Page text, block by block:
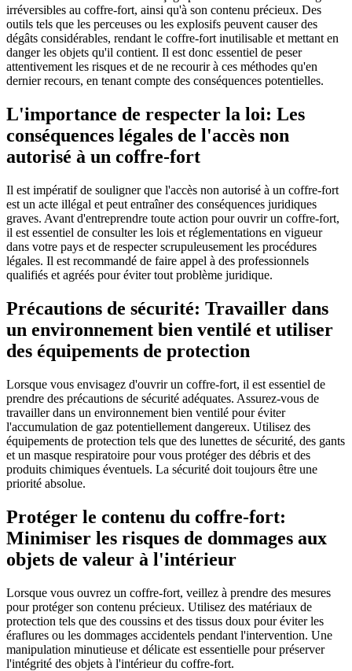
irréversibles au coffre-fort, ainsi qu'à son contenu précieux. Des
outils tels que les perceuses ou les explosifs peuvent causer des
dégâts considérables, rendant le coffre-fort inutilisable et mettant en
danger les objets qu'il contient. Il est donc essentiel de peser
attentivement les risques et de ne recourir à ces méthodes qu'en
dernier recours, en tenant compte des conséquences potentielles.
L'importance de respecter la loi: Les
conséquences légales de l'accès non
autorisé à un coffre-fort
Il est impératif de souligner que l'accès non autorisé à un coffre-fort
est un acte illégal et peut entraîner des conséquences juridiques
graves. Avant d'entreprendre toute action pour ouvrir un coffre-fort,
il est essentiel de consulter les lois et réglementations en vigueur
dans votre pays et de respecter scrupuleusement les procédures
légales. Il est recommandé de faire appel à des professionnels
qualifiés et agréés pour éviter tout problème juridique.
Précautions de sécurité: Travailler dans
un environnement bien ventilé et utiliser
des équipements de protection
Lorsque vous envisagez d'ouvrir un coffre-fort, il est essentiel de
prendre des précautions de sécurité adéquates. Assurez-vous de
travailler dans un environnement bien ventilé pour éviter
l'accumulation de gaz potentiellement dangereux. Utilisez des
équipements de protection tels que des lunettes de sécurité, des gants
et un masque respiratoire pour vous protéger des débris et des
produits chimiques éventuels. La sécurité doit toujours être une
priorité absolue.
Protéger le contenu du coffre-fort:
Minimiser les risques de dommages aux
objets de valeur à l'intérieur
Lorsque vous ouvrez un coffre-fort, veillez à prendre des mesures
pour protéger son contenu précieux. Utilisez des matériaux de
protection tels que des coussins et des tissus doux pour éviter les
éraflures ou les dommages accidentels pendant l'intervention. Une
manipulation minutieuse et délicate est essentielle pour préserver
l'intégrité des objets à l'intérieur du coffre-fort.